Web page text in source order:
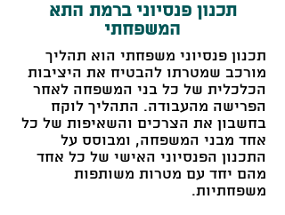
תכנון פנסיוני ברמת התא
המשפחתי
תכנון פנסיוני משפחתי הוא תהליך
מורכב שמטרתו להבטיח את היציבות
הכלכלית של כל בני המשפחה לאחר
הפרישה מהעבודה. התהליך לוקח
בחשבון את הצרכים והשאיפות של כל
אחד מבני המשפחה, ומבוסס על
התכנון הפנסיוני האישי של כל אחד
מהם יחד עם מטרות משותפות
משפחתיות.